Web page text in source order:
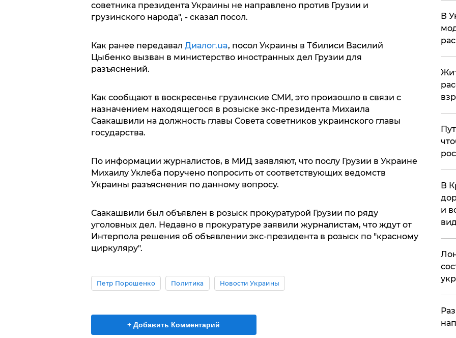
советника президента Украины не направлено против Грузии и
грузинского народа", - сказал посол.
Как ранее передавал Диалог.ua, посол Украины в Тбилиси Василий
Цыбенко вызван в министерство иностранных дел Грузии для
разъяснений.
Как сообщают в воскресенье грузинские СМИ, это произошло в связи с
назначением находящегося в розыске экс-президента Михаила
Саакашвили на должность главы Совета советников украинского главы
государства.
По информации журналистов, в МИД заявляют, что послу Грузии в Украине
Михаилу Уклеба поручено попросить от соответствующих ведомств
Украины разъяснения по данному вопросу.
Саакашвили был объявлен в розыск прокуратурой Грузии по ряду
уголовных дел. Недавно в прокуратуре заявили журналистам, что ждут от
Интерпола решения об объявлении экс-президента в розыск по "красному
циркуляру".
Петр Порошенко Политика Новости Украины
+ Добавить Комментарий
В
В
и